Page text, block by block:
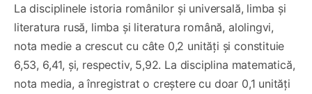
La disciplinele istoria românilor și universală, limba și
literatura rusă, limba și literatura română, alolingvi,
nota medie a crescut cu câte 0,2 unități și constituie
6,53, 6,41, și, respectiv, 5,92. La disciplina matematică,
nota media, a înregistrat o creștere cu doar 0,1 unități